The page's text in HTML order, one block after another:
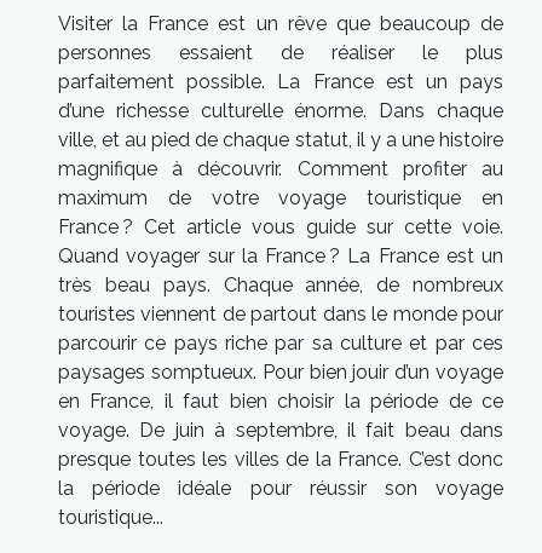
Visiter la France est un rêve que beaucoup de
personnes essaient de réaliser le plus
parfaitement possible. La France est un pays
d’une richesse culturelle énorme. Dans chaque
ville, et au pied de chaque statut, il y a une histoire
magnifique à découvrir. Comment profiter au
maximum de votre voyage touristique en
France ? Cet article vous guide sur cette voie.
Quand voyager sur la France ? La France est un
très beau pays. Chaque année, de nombreux
touristes viennent de partout dans le monde pour
parcourir ce pays riche par sa culture et par ces
paysages somptueux. Pour bien jouir d’un voyage
en France, il faut bien choisir la période de ce
voyage. De juin à septembre, il fait beau dans
presque toutes les villes de la France. C’est donc
la période idéale pour réussir son voyage
touristique...